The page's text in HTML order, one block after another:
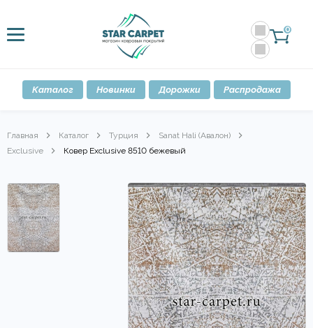
0
Каталог Новинки Дорожки Распродажа
Главная Каталог Турция
Sanat Hali (Авалон)
Exclusive
Ковер Exclusive 8510 бежевый